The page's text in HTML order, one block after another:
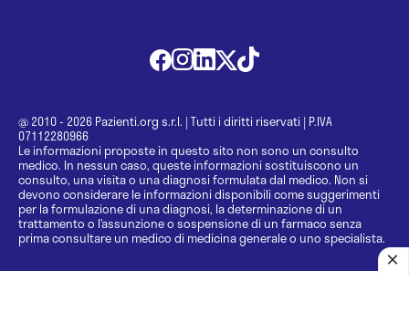
@ 2010 - 2026 Pazienti.org s.r.l. | Tutti i diritti riservati | P.IVA
07112280966
Le informazioni proposte in questo sito non sono un consulto
medico. In nessun caso, queste informazioni sostituiscono un
consulto, una visita o una diagnosi formulata dal medico. Non si
devono considerare le informazioni disponibili come suggerimenti
per la formulazione di una diagnosi, la determinazione di un
trattamento o l’assunzione o sospensione di un farmaco senza
prima consultare un medico di medicina generale o uno specialista.